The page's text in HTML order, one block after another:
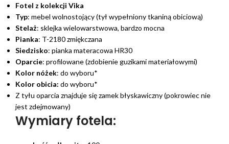
Fotel z kolekcji Vika
Typ: mebel wolnostojący (tył wypełniony tkaniną obiciową)
Stelaż: sklejka wielowarstwowa, bardzo mocna
Pianka: T-2180 zmiękczana
Siedzisko: pianka materacowa HR30
Oparcie: profilowane (zdobienie guzikami materiałowymi)
Kolor nóżek: do wyboru*
Kolor obicia: do wyboru*
Z tyłu oparcia znajduje się zamek błyskawiczny (pokrowiec nie
jest zdejmowany)
Wymiary fotela: